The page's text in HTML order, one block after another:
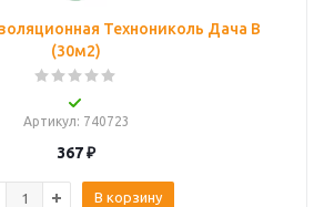
Технониколь Дача В
(30м2)
Артикул: 740723
367₽
В корзину